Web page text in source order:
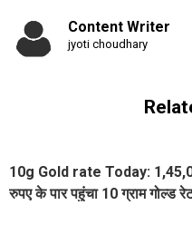
Content Writer
jyoti choudhary
10g Gold rate Today:
रुपए के पार पहुंचा 10 ग्राम गोल्ड